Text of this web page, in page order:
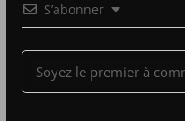
S’abonner